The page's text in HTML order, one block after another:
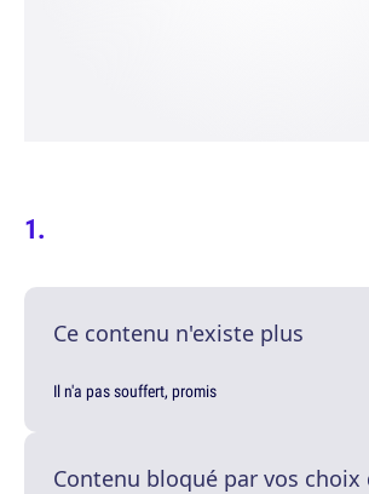
Ce contenu n'existe plus
Il n'a pas souffert, promis
Contenu bloqué par vos choix